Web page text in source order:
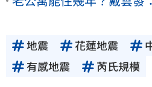
地震 花蓮地震
有感地震
芮氏規模